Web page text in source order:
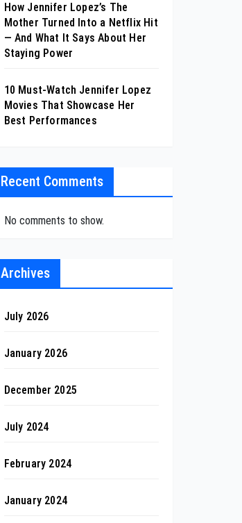
How Jennifer Lopez’s The
Mother Turned Into a Netflix Hit
— And What It Says About Her
Staying Power
10 Must-Watch Jennifer Lopez
Movies That Showcase Her
Best Performances
Recent Comments
No comments to show.
Archives
July 2026
January 2026
December 2025
July 2024
February 2024
January 2024